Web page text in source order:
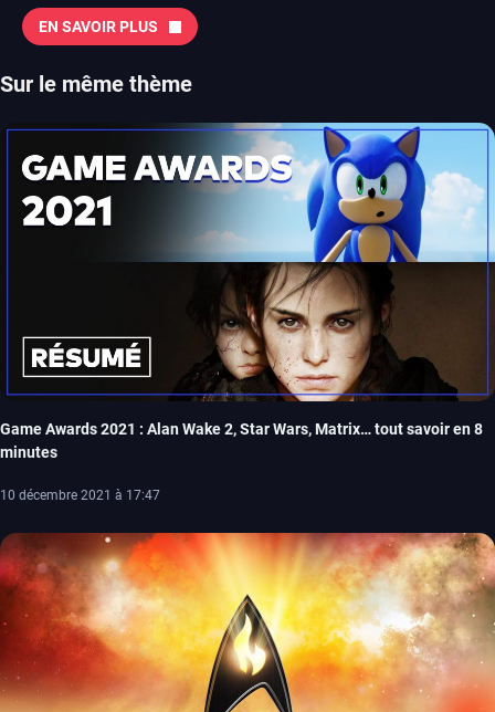
EN SAVOIR PLUS
Sur le même thème
Game Awards 2021 : Alan Wake 2, Star Wars, Matrix… tout savoir en 8
minutes
10 décembre 2021 à 17:47